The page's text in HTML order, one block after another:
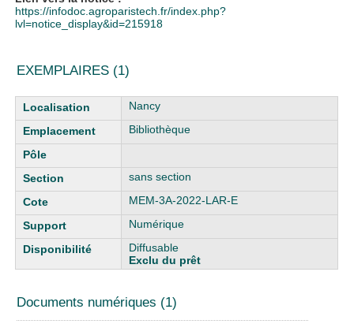
https://infodoc.agroparistech.fr/index.php?
lvl=notice_display&id=215918
EXEMPLAIRES (1)
Liste des exemplaires
Nancy
Bibliothèque
sans section
MEM-3A-2022-LAR-E
Numérique
Diffusable
Exclu du prêt
Documents numériques (1)